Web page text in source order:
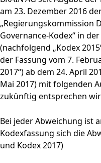
am 23. Dezember 2016
„Regierungskommission
Governance-Kodex“ in
(nachfolgend „Kodex
der Fassung vom 7.
2017“) ab dem 24. April
Mai 2017) mit folgenden
zukünftig entsprechen
Bei jeder Abweichung ist
Kodexfassung sich die
und Kodex 2017)